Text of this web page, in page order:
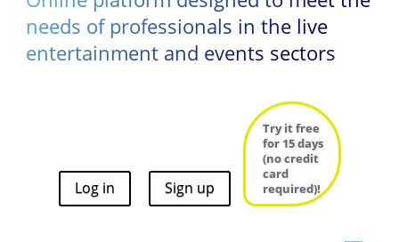
needs of professionals in the live
entertainment and events sectors
Log in Sign up
Try it free
for 15 days
(no credit
card
required)!
needs of professionals in the live
entertainment and events sectors
Log in Sign up
Try it free
for 15 days
(no credit
card
required)!